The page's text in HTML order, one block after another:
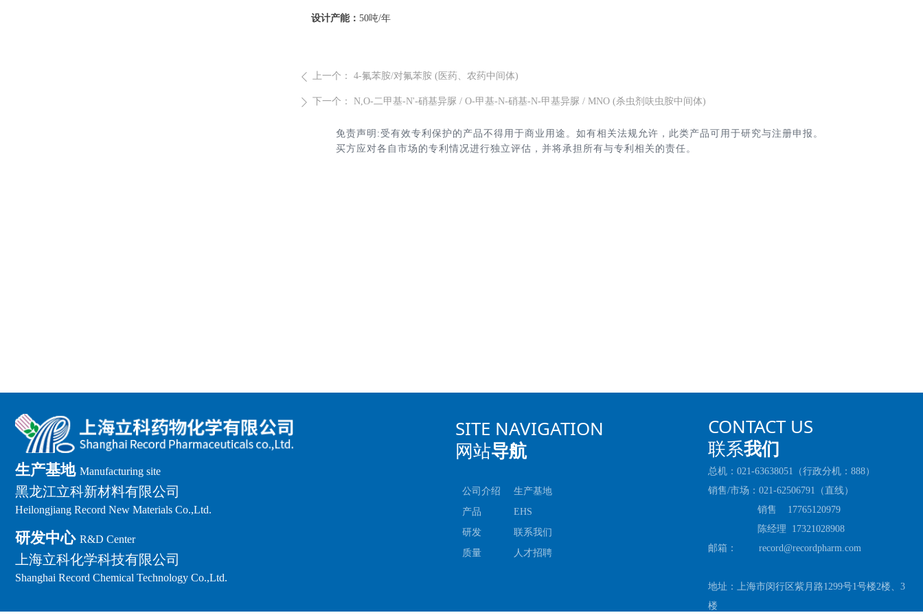
ꄴ 上一个： 4-氟苯胺/对氟苯胺 (医药、农药中间体)
ꄲ 下一个： N,O-二甲基-N'-硝基异脲 / O-甲基-N-硝基-N-甲基异脲 / MNO (杀虫剂呋虫胺中间体)
设计产能： 50吨/年
免责声明:受有效专利保护的产品不得用于商业用途。如有相关法规允许，此类产品可用于研究与注册申报。
买方应对各自市场的专利情况进行独立评估，并将承担所有与专利相关的责任。
公司介绍
产品
研发
质量
生产基地
EHS
联系我们
人才招聘
SITE NAVIGATION
网站导航
CONTACT US
联系我们
总机：021-63638051（行政分机：888）
销售/市场：021-62506791（直线）
销售 17765120979
陈经理 17321028908
邮箱： record@recordpharm.com
地址：上海市闵行区紫月路1299号1号楼2楼、3
楼
生产基地 Manufacturing site
黑龙江立科新材料有限公司
Heilongjiang Record New Materials Co.,Ltd.
研发中心 R&D Center
上海立科化学科技有限公司
Shanghai Record Chemical Technology Co.,Ltd.